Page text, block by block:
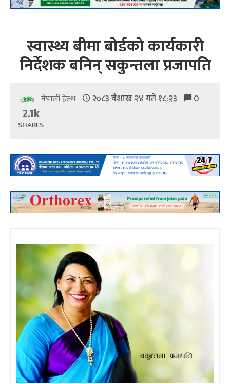
स्वास्थ्य बीमा बोर्डको कार्यकारी
निर्देशक बनिन् सकुन्तला प्रजापति
नेपाली हेल्थ २०८३ वैशाख २४ गते १८:२३ 0
2.1k
SHARES